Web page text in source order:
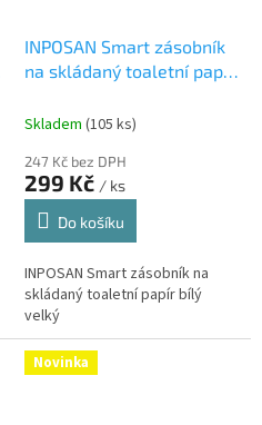
INPOSAN Smart zásobník
na skládaný toaletní papír
Skladem (105 ks)
247 Kč bez DPH
299 Kč / ks
Do košíku
INPOSAN Smart zásobník na
skládaný toaletní papír bílý
velký
Novinka